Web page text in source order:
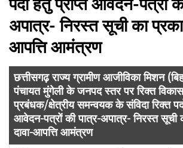
पदों हेतु प्राप्त आवेदन-पत्रों
अपात्र- निरस्त सूची का
आपत्ति आमंत्रण
छत्तीसगढ़ राज्य ग्रामीण आजीविका मिशन
पंचायत मुंगेली के जनपद स्तर पर रिक्त
प्रबंधक/क्षेत्रीय समन्वयक के संविदा रिक्त
आवेदन-पत्रों की पात्र-अपात्र- निरस्त सूची
दावा-आपत्ति आमंत्रण